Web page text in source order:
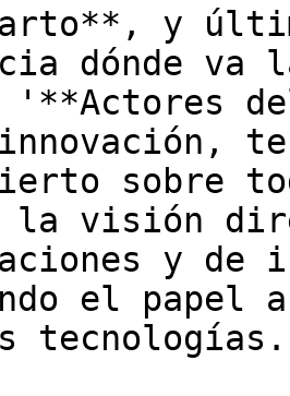
y
dónde va
sobre
la visión
y de
el papel